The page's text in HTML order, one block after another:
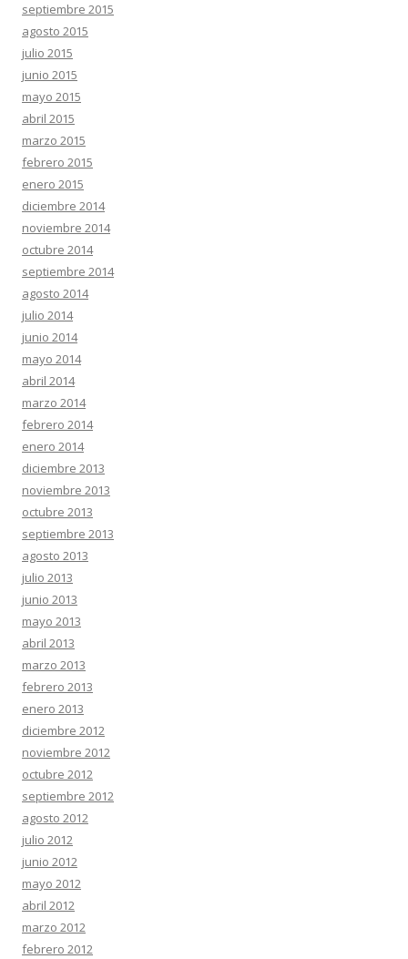
septiembre 2015
agosto 2015
julio 2015
junio 2015
mayo 2015
abril 2015
marzo 2015
febrero 2015
enero 2015
diciembre 2014
noviembre 2014
octubre 2014
septiembre 2014
agosto 2014
julio 2014
junio 2014
mayo 2014
abril 2014
marzo 2014
febrero 2014
enero 2014
diciembre 2013
noviembre 2013
octubre 2013
septiembre 2013
agosto 2013
julio 2013
junio 2013
mayo 2013
abril 2013
marzo 2013
febrero 2013
enero 2013
diciembre 2012
noviembre 2012
octubre 2012
septiembre 2012
agosto 2012
julio 2012
junio 2012
mayo 2012
abril 2012
marzo 2012
febrero 2012